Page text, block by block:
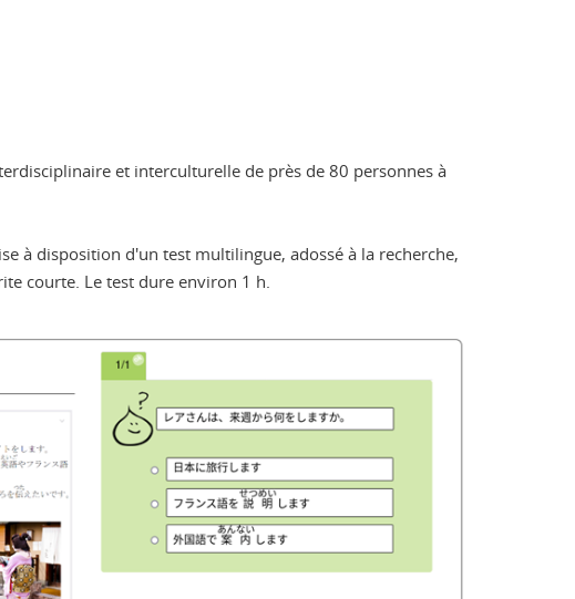
et interculturelle de près de 80 personnes à
à disposition d'un test multilingue, adossé à la recherche,
courte. Le test dure environ 1 h.